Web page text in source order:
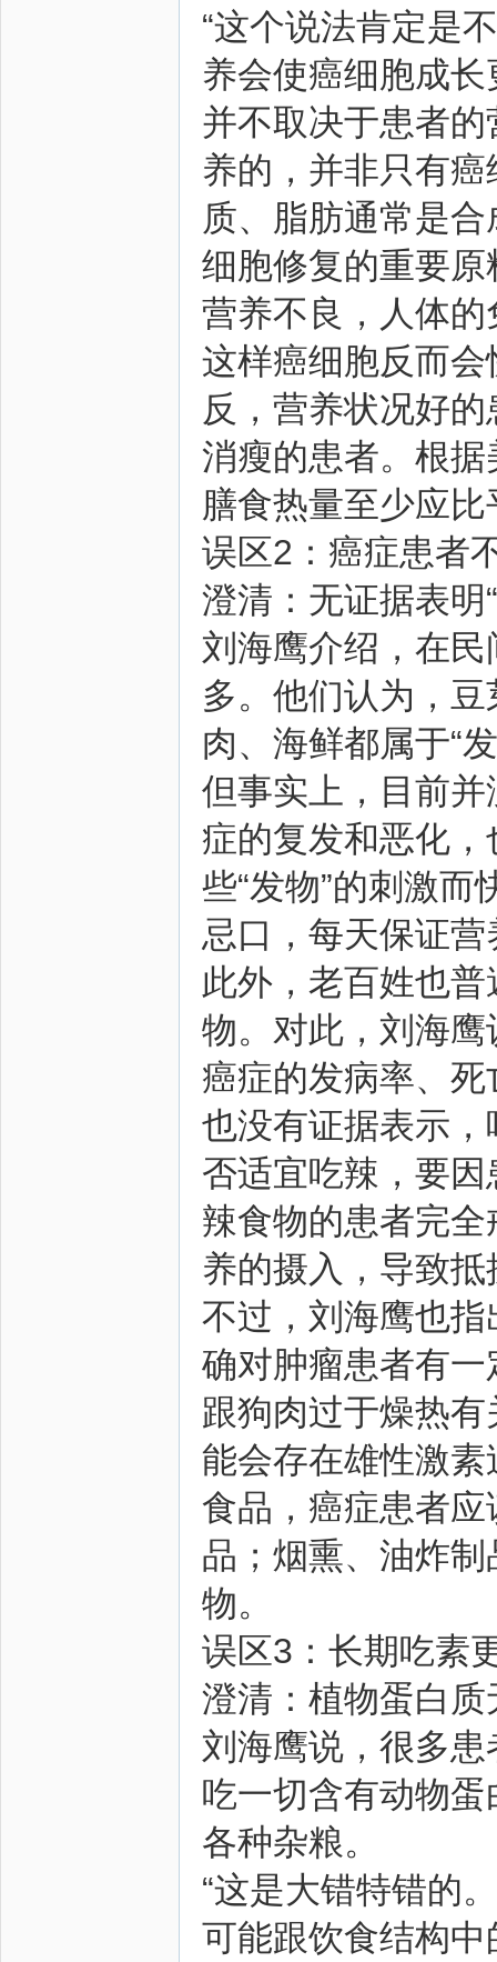
“这个说法肯定是
养会使癌细胞成
并不取决于患者
养的，并非只有癌
质、脂肪通常是
细胞修复的重要
营养不良，人体
这样癌细胞反而
反，营养状况好
消瘦的患者。根
膳食热量至少应
误区2：癌症患者
澄清：无证据表明
刘海鹰介绍，在
多。他们认为，
肉、海鲜都属于“
但事实上，目前并
症的复发和恶化
些“发物”的刺激
忌口，每天保证
此外，老百姓也
物。对此，刘海
癌症的发病率、
也没有证据表示
否适宜吃辣，要
辣食物的患者完
养的摄入，导致
不过，刘海鹰也
确对肿瘤患者有
跟狗肉过于燥热
能会存在雄性激
食品，癌症患者应
品；烟熏、油炸
物。
误区3：长期吃素
澄清：植物蛋白
刘海鹰说，很多
吃一切含有动物
各种杂粮。
“这是大错特错的
可能跟饮食结构